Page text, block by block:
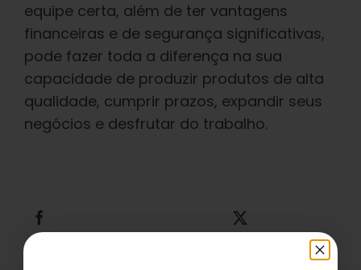
equipe certa, além de ter vantagens
financeiras e de segurança significativas,
pode fazer toda a diferença na sua
capacidade de produzir produtos de alta
qualidade, cumprir prazos, expandir seus
negócios e desfrutar do trabalho.